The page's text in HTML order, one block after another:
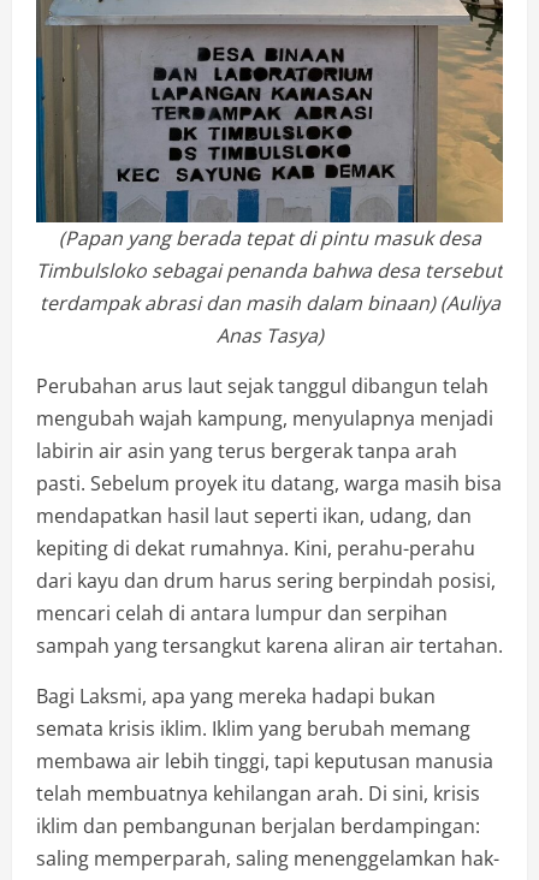
(Papan yang berada tepat di pintu masuk desa
Timbulsloko sebagai penanda bahwa desa tersebut
terdampak abrasi dan masih dalam binaan) (Auliya
Anas Tasya)
Perubahan arus laut sejak tanggul dibangun telah
mengubah wajah kampung, menyulapnya menjadi
labirin air asin yang terus bergerak tanpa arah
pasti. Sebelum proyek itu datang, warga masih bisa
mendapatkan hasil laut seperti ikan, udang, dan
kepiting di dekat rumahnya. Kini, perahu-perahu
dari kayu dan drum harus sering berpindah posisi,
mencari celah di antara lumpur dan serpihan
sampah yang tersangkut karena aliran air tertahan.
Bagi Laksmi, apa yang mereka hadapi bukan
semata krisis iklim. Iklim yang berubah memang
membawa air lebih tinggi, tapi keputusan manusia
telah membuatnya kehilangan arah. Di sini, krisis
iklim dan pembangunan berjalan berdampingan:
saling memperparah, saling menenggelamkan hak-